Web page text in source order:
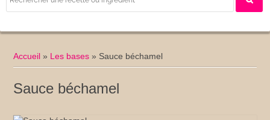
Accueil » Les bases » Sauce béchamel
Sauce béchamel